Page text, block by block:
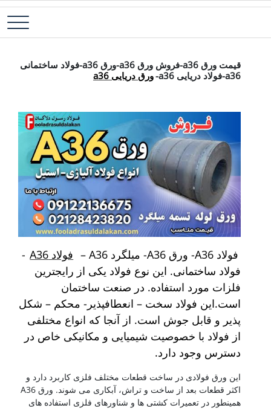
پرش فولاد آلیاژی-میلگرد آلیاژی-تسمه آلیاژی-ورق آلیاژی-لوله آلیاژی-نبشی
قیمت ورق a36-فروش ورق a36-ورق a36-فولاد ساختمانی
a36-فولاد دریایی a36-
ورق دریایی a36
فولاد A36- ورق A36- میلگرد A36 – فولاد A36
-
فولاد ساختمانی. این نوع فولاد یکی از رایجترین
فلزات مورد استفاده. در صنعت ساختمان
است.این فولاد سخت – انعطافپذیر- محکم – شکل
پذیر و قابل جوش است. از آنجا که انواع مختلفی
از فولاد با خصوصیت شیمیایی و مکانیکی خاص در
دسترس وجود دارد.
این ورق فولادی در ساخت قطعات مختلف فلزی کاربرد دارد و
اکثر قطعات بعد از ساخت و تراش، آبکاری می شوند. ورق A36
همینطور در تعمیرات کشتی ها و شناورهای فلزی استفاده های